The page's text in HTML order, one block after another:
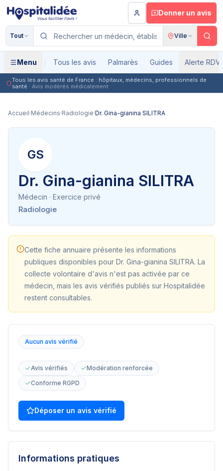
Aller au contenu principal
Donner un avis
Tout Ville
Menu Tous les avis Palmarès Guides Alerte RDV
Tous les avis santé de France : hôpitaux, médecins, professionnels de
santé · Avis modérés médicalement
Accueil·Médecins·Radiologie·Dr. Gina-gianina SILITRA
GS
Dr. Gina-gianina SILITRA
Médecin · Exercice privé
Radiologie
Cette fiche annuaire présente les informations
publiques disponibles pour Dr. Gina-gianina SILITRA. La
collecte volontaire d'avis n'est pas activée par ce
médecin, mais les avis vérifiés publiés sur Hospitalidée
restent consultables.
Aucun avis vérifié
Avis vérifiés
Modération renforcée
Conforme RGPD
Déposer un avis vérifié
Informations pratiques